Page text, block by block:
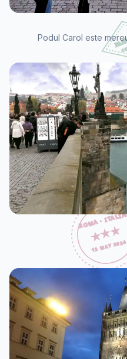
Podul Carol este